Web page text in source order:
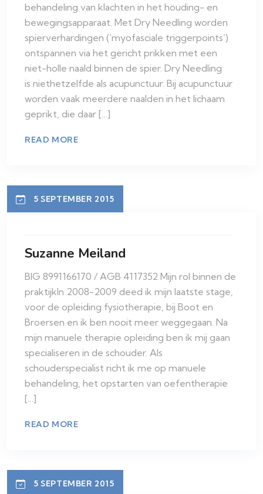
behandeling van klachten in het houding- en
bewegingsapparaat. Met Dry Needling worden
spierverhardingen (‘myofasciale triggerpoints’)
ontspannen via het gericht prikken met een
niet-holle naald binnen de spier. Dry Needling
is niethetzelfde als acupunctuur. Bij acupunctuur
worden vaak meerdere naalden in het lichaam
geprikt, die daar […]
READ MORE
5 SEPTEMBER 2015
Suzanne Meiland
BIG 8991166170 / AGB 4117352 Mijn rol binnen de
praktijkIn 2008-2009 deed ik mijn laatste stage,
voor de opleiding fysiotherapie, bij Boot en
Broersen en ik ben nooit meer weggegaan. Na
mijn manuele therapie opleiding ben ik mij gaan
specialiseren in de schouder. Als
schouderspecialist richt ik me op manuele
behandeling, het opstarten van oefentherapie
[…]
READ MORE
5 SEPTEMBER 2015